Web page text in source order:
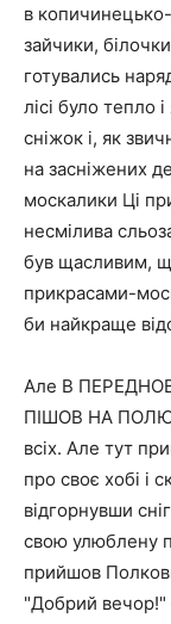
в копичинецько-
зайчики, білочки
готувались
лісі було тепло
сніжок і, як
на засніжених
москалики Ці
несмілива
був щасливим,
прикрасами-
би найкраще
Але В
ПІШОВ НА
всіх. Але тут
про своє хобі і
відгорнувши
свою улюблену
прийшов
"Добрий вечор!"